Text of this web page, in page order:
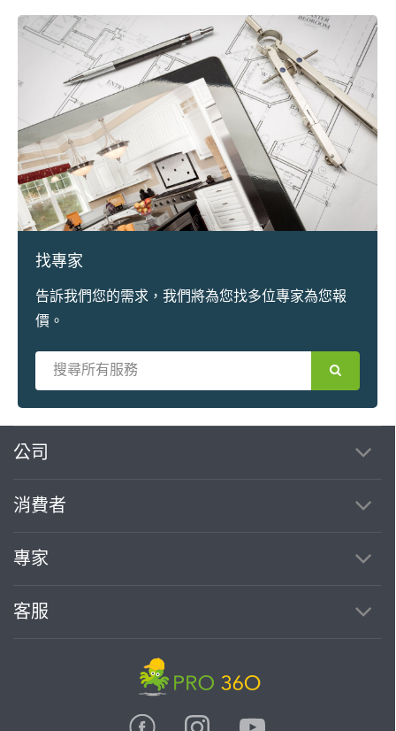
找專家
告訴我們您的需求，我們將為您找多位專家為您報
價。
公司
消費者
專家
客服
繼續完成